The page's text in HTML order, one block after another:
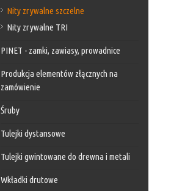
Nity zrywalne szczelne
Nity zrywalne TRI
PINET - zamki, zawiasy, prowadnice
Produkcja elementów złącznych na
zamówienie
Śruby
Tulejki dystansowe
Tulejki gwintowane do drewna i metali
Wkładki drutowe